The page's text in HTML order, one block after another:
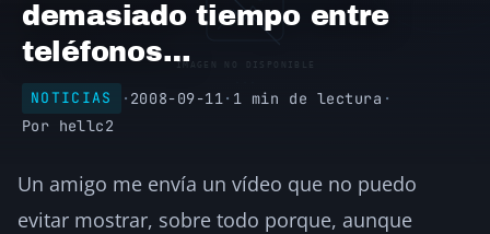
demasiado tiempo entre
teléfonos…
NOTICIAS · 2008-09-11 · 1 min de lectura ·
Por hellc2
Un amigo me envía un vídeo que no puedo
evitar mostrar, sobre todo porque, aunque